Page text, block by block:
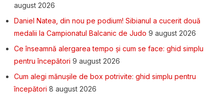
august 2026
Daniel Natea, din nou pe podium! Sibianul a cucerit două
medalii la Campionatul Balcanic de Judo 9 august 2026
Ce înseamnă alergarea tempo și cum se face: ghid simplu
pentru începători 9 august 2026
Cum alegi mănușile de box potrivite: ghid simplu pentru
începători 8 august 2026